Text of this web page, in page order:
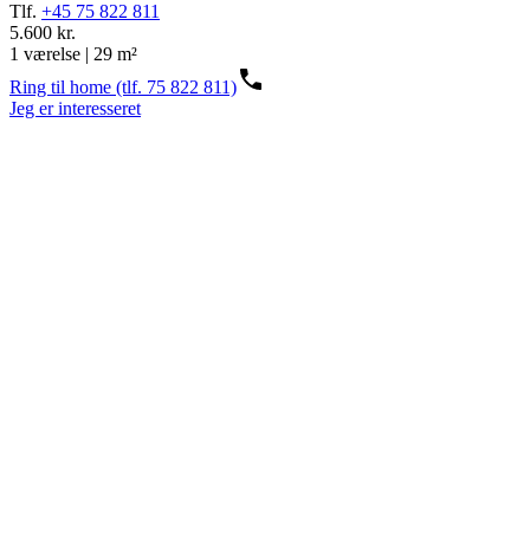
Tlf. +45 75 822 811
5.600 kr.
1 værelse | 29 m²
Ring til home (tlf. 75 822 811)
Jeg er interesseret